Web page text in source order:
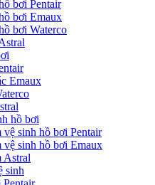
bơi Pentair
bơi Emaux
bơi Waterco
Emaux
hồ bơi
vệ sinh hồ bơi Pentair
vệ sinh hồ bơi Emaux
Astral
sinh